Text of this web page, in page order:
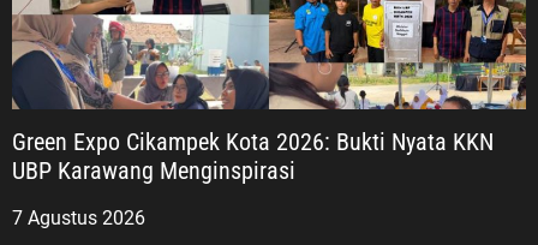
Green Expo Cikampek Kota 2026: Bukti Nyata KKN
UBP Karawang Menginspirasi
7 Agustus 2026